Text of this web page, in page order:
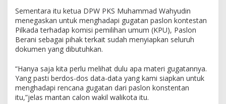
Sementara itu ketua DPW PKS Muhammad Wahyudin
menegaskan untuk menghadapi gugatan paslon kontestan
Pilkada terhadap komisi pemilihan umum (KPU), Paslon
Berani sebagai pihak terkait sudah menyiapkan seluruh
dokumen yang dibutuhkan.
“Hanya saja kita perlu melihat dulu apa materi gugatannya.
Yang pasti berdos-dos data-data yang kami siapkan untuk
menghadapi rencana gugatan dari paslon konstentan
itu,”jelas mantan calon wakil walikota itu.